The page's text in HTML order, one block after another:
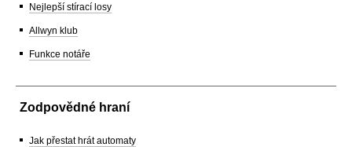
Nejlepší stírací losy
Allwyn klub
Funkce notáře
Zodpovědné hraní
Jak přestat hrát automaty